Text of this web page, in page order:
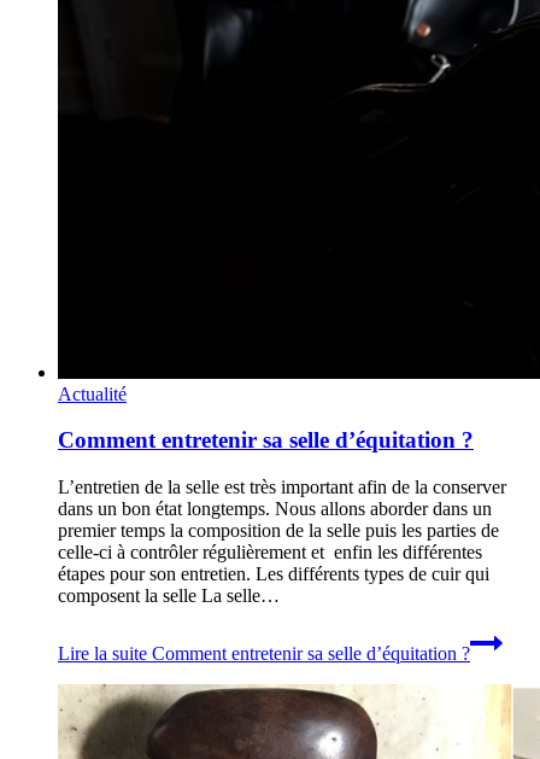
Actualité
Comment entretenir sa selle d’équitation ?
L’entretien de la selle est très important afin de la conserver
dans un bon état longtemps. Nous allons aborder dans un
premier temps la composition de la selle puis les parties de
celle-ci à contrôler régulièrement et enfin les différentes
étapes pour son entretien. Les différents types de cuir qui
composent la selle La selle…
Lire la suite Comment entretenir sa selle d’équitation ?